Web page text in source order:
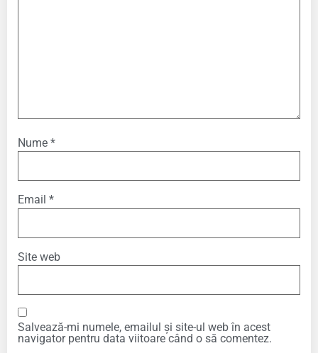
Nume *
Email *
Site web
Salvează-mi numele, emailul și site-ul web în acest
navigator pentru data viitoare când o să comentez.